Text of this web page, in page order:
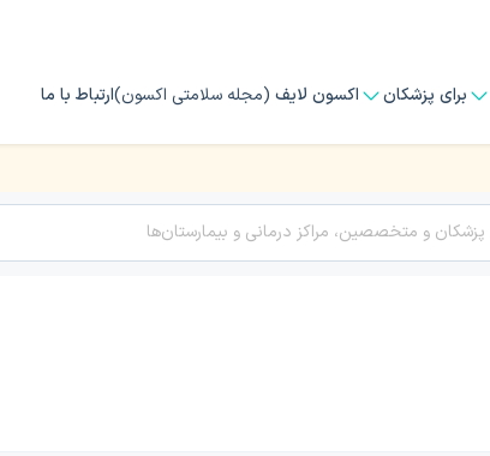
برای پزشکان اکسون لایف (مجله سلامتی اکسون)ارتباط با ما